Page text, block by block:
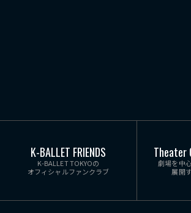
K-BALLET FRIENDS
K-BALLET TOKYOの
オフィシャルファンクラブ
Theater
劇場を中
展開